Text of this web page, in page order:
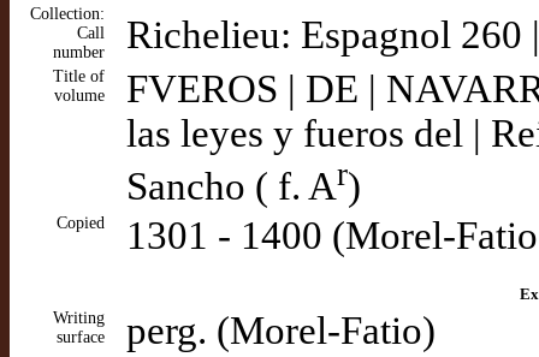
Collection:
Call
number
Richelieu: Espagnol 260
Title of
volume
FVEROS | DE |
las leyes y fueros del |
Sancho ( f. Ar)
Copied 1301 - 1400 (Morel-
Writing
surface
perg. (Morel-Fatio)